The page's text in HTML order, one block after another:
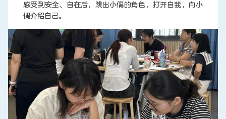
感受到安全、自在后，跳出小偶的角色，打开自我，向小
偶介绍自己。